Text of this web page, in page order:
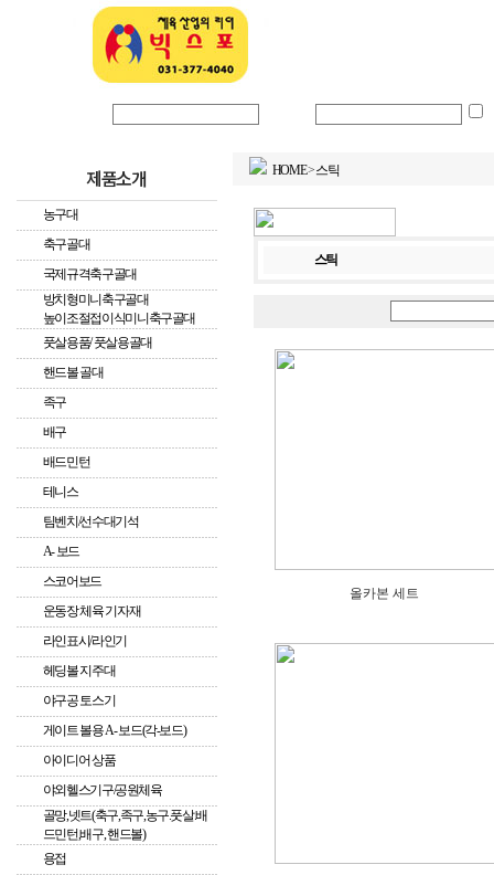
제품소개
농구대
축구골대
국제규격축구골대
방치형미니축구골대
높이조절접이식미니축구골대
풋살용품/ 풋살용골대
핸드볼 골대
족구
배구
배드민턴
테니스
팀벤치/선수대기석
A- 보드
스코어보드
운동장 체육 기자재
라인표시/라인기
헤딩볼 지주대
야구공 토스기
게이트 볼용 A- 보드(각-보드)
아이디어 상품
야외헬스기구/공원체육
골망,넷트(축구,족구,농구.풋살.배
드민턴,배구, 핸드볼)
용접
HOME>스틱
스틱
올카본 세트